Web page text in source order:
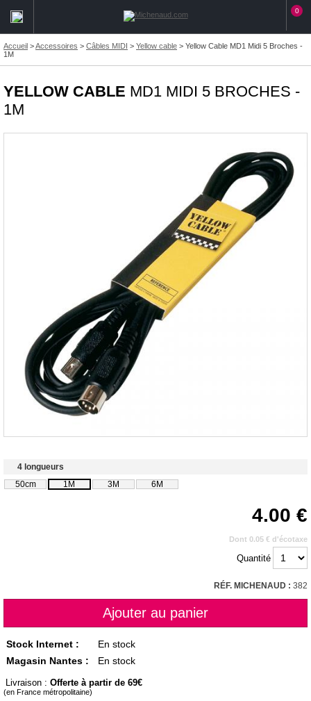
0
Accueil >Accessoires > Câbles MIDI > Yellow cable > Yellow Cable MD1 Midi 5 Broches -
1M
YELLOW CABLE MD1 MIDI 5 BROCHES -
1M
4 longueurs
50cm
1M 3M 6M
4.00
Dont 0.05 € d'écotaxe
Quantité
RÉF. MICHENAUD : 382
Stock Internet :
En stock
Magasin Nantes :
En stock
Livraison : Offerte à partir de 69
(en France métropolitaine)